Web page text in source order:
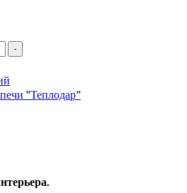
-
"Теплодар"